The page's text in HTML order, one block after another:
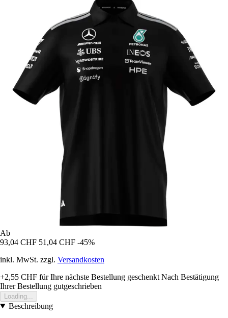
Ab
93,04 CHF 51,04 CHF -45%
inkl. MwSt. zzgl. Versandkosten
+2,55 CHF für Ihre nächste Bestellung geschenkt Nach Bestätigung
Ihrer Bestellung gutgeschrieben
Loading...
Beschreibung